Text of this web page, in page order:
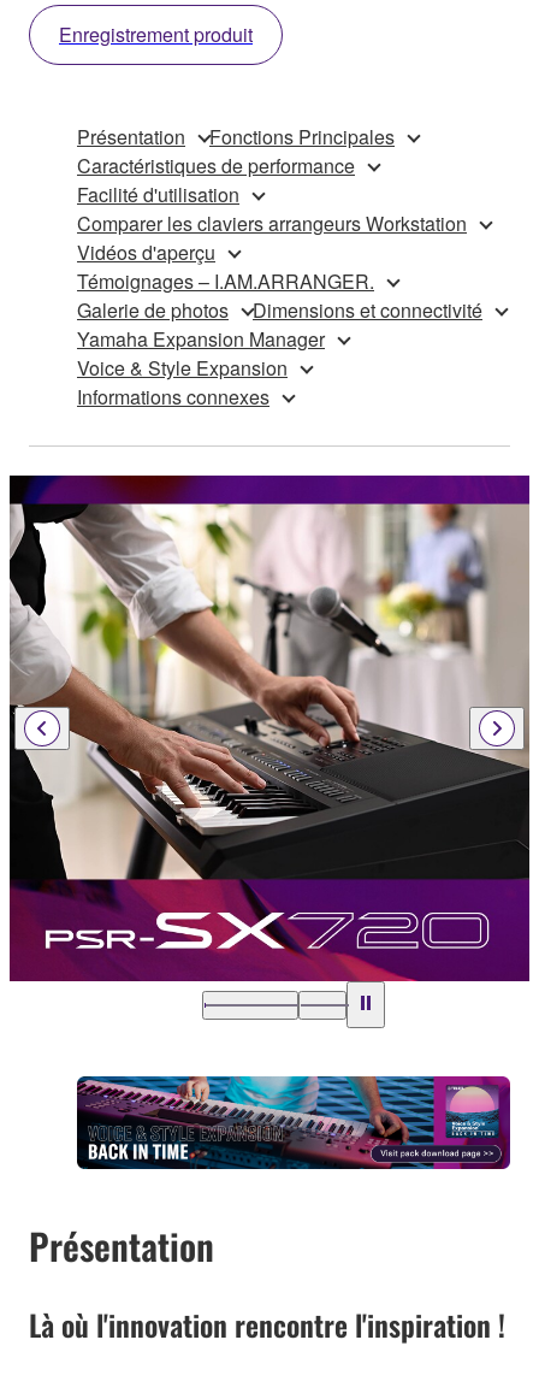
Enregistrement produit
Présentation
Fonctions Principales
Caractéristiques de performance
Facilité d'utilisation
Comparer les claviers arrangeurs Workstation
Vidéos d'aperçu
Témoignages – I.AM.ARRANGER.
Galerie de photos
Dimensions et connectivité
Yamaha Expansion Manager
Voice & Style Expansion
Informations connexes
Présentation
Là où l'innovation rencontre l'inspiration !